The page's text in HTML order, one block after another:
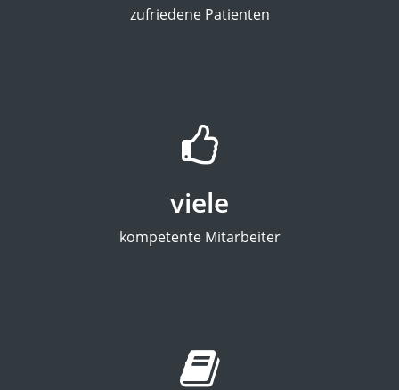
zufriedene Patienten
viele
kompetente Mitarbeiter